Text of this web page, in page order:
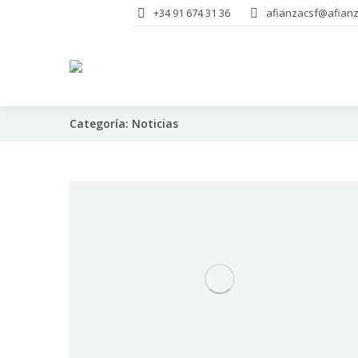
+34 91 674 31 36
Categoría: Noticias